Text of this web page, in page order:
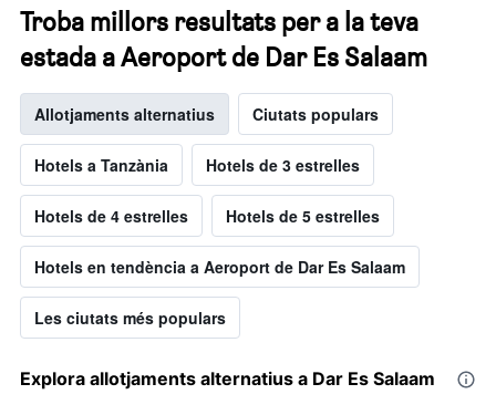
Troba millors resultats per a la teva
estada a Aeroport de Dar Es Salaam
Allotjaments alternatius Ciutats populars
Hotels a Tanzània Hotels de 3 estrelles
Hotels de 4 estrelles Hotels de 5 estrelles
Hotels en tendència a Aeroport de Dar Es Salaam
Les ciutats més populars
Explora allotjaments alternatius a Dar Es Salaam